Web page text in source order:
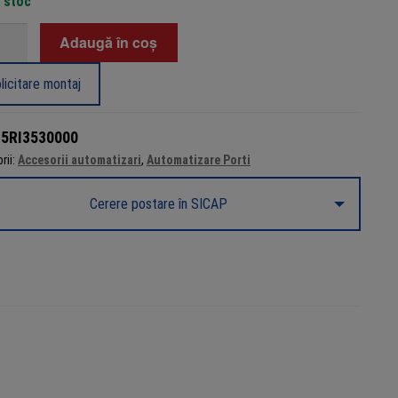
Adaugă în coș
montaj
5RI3530000
Accesorii automatizari, Automatizare Porti
Cerere postare în SICAP